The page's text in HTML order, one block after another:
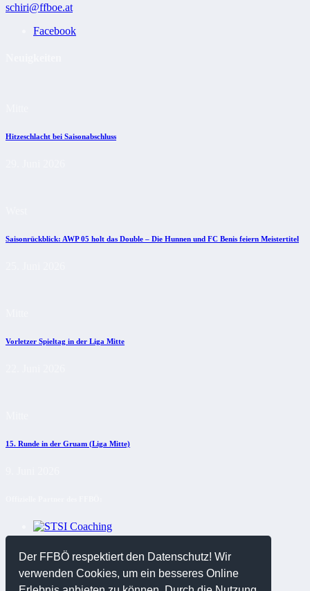
Der FFBÖ respektiert den Datenschutz! Wir
verwenden Cookies, um ein besseres Online
schiri@ffboe.at
Facebook
Hitzeschlacht bei Saisonabschluss
Saisonrückblick: AWP 05 holt das Double – Die Hunnen und FC Benis feiern Meistertitel
Vorletzer Spieltag in der Liga Mitte
15. Runde in der Gruam (Liga Mitte)